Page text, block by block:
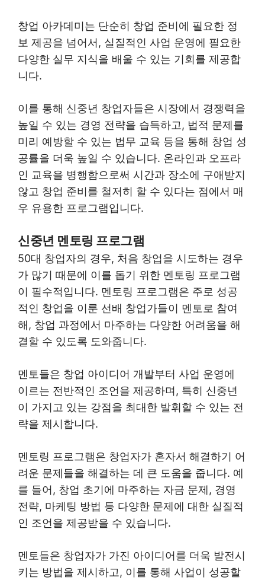
창업 아카데미는 단순히 창업 준비에 필요한 정
보 제공을 넘어서, 실질적인 사업 운영에 필요한
다양한 실무 지식을 배울 수 있는 기회를 제공합
니다.
이를 통해 신중년 창업자들은 시장에서 경쟁력을
높일 수 있는 경영 전략을 습득하고, 법적 문제를
미리 예방할 수 있는 법무 교육 등을 통해 창업 성
공률을 더욱 높일 수 있습니다. 온라인과 오프라
인 교육을 병행함으로써 시간과 장소에 구애받지
않고 창업 준비를 철저히 할 수 있다는 점에서 매
우 유용한 프로그램입니다.
신중년 멘토링 프로그램
50대 창업자의 경우, 처음 창업을 시도하는 경우
가 많기 때문에 이를 돕기 위한 멘토링 프로그램
이 필수적입니다. 멘토링 프로그램은 주로 성공
적인 창업을 이룬 선배 창업가들이 멘토로 참여
해, 창업 과정에서 마주하는 다양한 어려움을 해
결할 수 있도록 도와줍니다.
멘토들은 창업 아이디어 개발부터 사업 운영에
이르는 전반적인 조언을 제공하며, 특히 신중년
이 가지고 있는 강점을 최대한 발휘할 수 있는 전
략을 제시합니다.
멘토링 프로그램은 창업자가 혼자서 해결하기 어
려운 문제들을 해결하는 데 큰 도움을 줍니다. 예
를 들어, 창업 초기에 마주하는 자금 문제, 경영
전략, 마케팅 방법 등 다양한 문제에 대한 실질적
인 조언을 제공받을 수 있습니다.
멘토들은 창업자가 가진 아이디어를 더욱 발전시
키는 방법을 제시하고, 이를 통해 사업이 성공할